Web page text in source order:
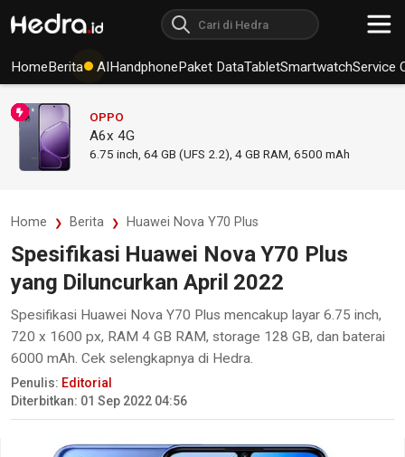
HomeBerita AIHandphonePaket DataTabletSmartwatchService
OPPO
A6x 4G
6.75 inch, 64 GB (UFS 2.2), 4 GB RAM 6500 mAh
Home Berita Huawei Nova Y70 Plus
Spesifikasi Huawei Nova Y70 Plus
yang Diluncurkan April 2022
Spesifikasi Huawei Nova Y70 Plus mencakup layar 6.75 inch,
720 x 1600 px, RAM 4 GB RAM, storage 128 GB, dan baterai
6000 mAh. Cek selengkapnya di Hedra.
Penulis: Editorial
Diterbitkan: 01 Sep 2022 04:56